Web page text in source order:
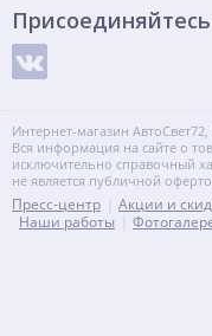
Присоединяйтесь
Интернет-магазин АвтоСвет72,
Вся информация на сайте о
исключительно справочный
не является публичной
Пресс-центр Акции и
Наши работы